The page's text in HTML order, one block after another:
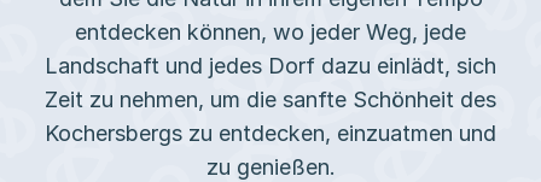
entdecken können, wo jeder Weg, jede
Landschaft und jedes Dorf dazu einlädt, sich
Zeit zu nehmen, um die sanfte Schönheit des
Kochersbergs zu entdecken, einzuatmen und
zu genießen.